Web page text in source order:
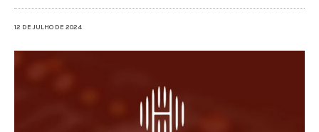
12 DE JULHO DE 2024